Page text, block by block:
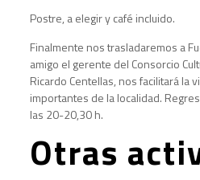
Postre, a elegir y café incluido.
Finalmente nos trasladaremos a
amigo el gerente del Consorcio
Ricardo Centellas, nos facilitará la
importantes de la localidad.
las 20-20,30 h.
Otras